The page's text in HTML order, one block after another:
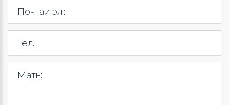
Почтаи эл.:
Тел.:
Матн: